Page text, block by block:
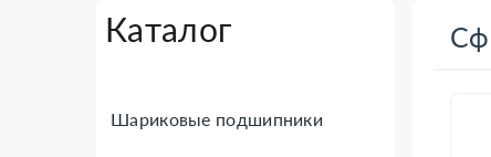
Каталог
Шариковые подшипники